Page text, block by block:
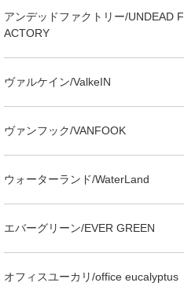
アンデッドファクトリー/UNDEAD F
ACTORY
ヴァルケイン/ValkeIN
ヴァンフック/VANFOOK
ウォーターランド/WaterLand
エバーグリーン/EVER GREEN
オフィスユーカリ/office eucalyptus